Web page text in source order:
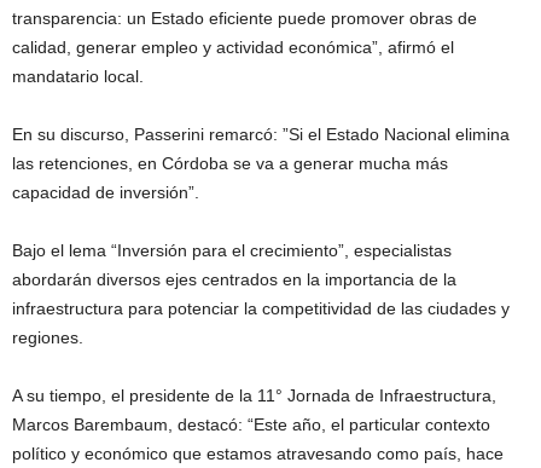
transparencia: un Estado eficiente puede promover obras de
calidad, generar empleo y actividad económica”, afirmó el
mandatario local.
En su discurso, Passerini remarcó: ”Si el Estado Nacional elimina
las retenciones, en Córdoba se va a generar mucha más
capacidad de inversión”.
Bajo el lema “Inversión para el crecimiento”, especialistas
abordarán diversos ejes centrados en la importancia de la
infraestructura para potenciar la competitividad de las ciudades y
regiones.
A su tiempo, el presidente de la 11° Jornada de Infraestructura,
Marcos Barembaum, destacó: “Este año, el particular contexto
político y económico que estamos atravesando como país, hace